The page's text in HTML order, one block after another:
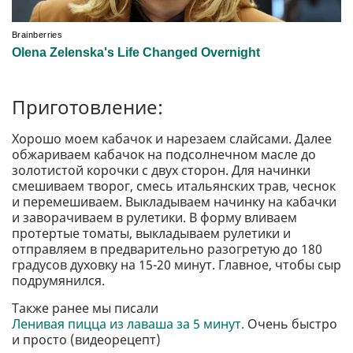
Приготовление:
Хорошо моем кабачок и нарезаем слайсами. Далее
обжариваем кабачок на подсолнечном масле до
золотистой корочки с двух сторон. Для начинки
смешиваем творог, смесь итальянских трав, чеснок
и перемешиваем. Выкладываем начинку на кабачки
и заворачиваем в рулетики. В форму вливаем
протертые томаты, выкладываем рулетики и
отправляем в предварительно разогретую до 180
градусов духовку на 15-20 минут. Главное, чтобы сыр
подрумянился.
Также ранее мы писали
Ленивая пицца из лаваша за 5 минут. Очень быстро
и просто (видеорецепт)